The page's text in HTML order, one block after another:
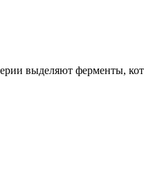
выделяют ферменты,